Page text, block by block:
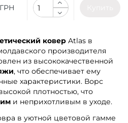
ковер Atlas в
производителя
из высококачественной
, что обеспечивает ему
характеристики. Ворс
плотностью, что
и неприхотливым в уходе.
в уютной цветовой гамме